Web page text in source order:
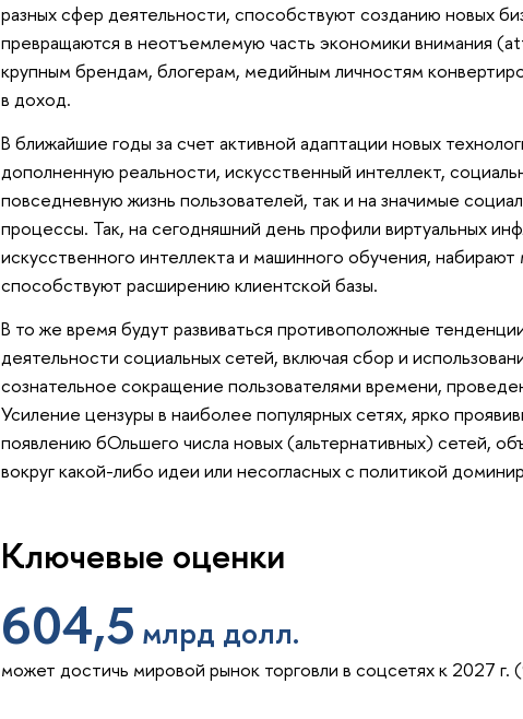
разных сфер деятельности, способствуют созданию новых
превращаются в неотъемлемую часть экономики внимания
крупным брендам, блогерам, медийным личностям
в доход.
В ближайшие годы за счет активной адаптации новых
дополненную реальности, искусственный интеллект,
повседневную жизнь пользователей, так и на значимые
процессы. Так, на сегодняшний день профили виртуальных
искусственного интеллекта и машинного обучения,
способствуют расширению клиентской базы.
В то же время будут развиваться противоположные
деятельности социальных сетей, включая сбор и
сознательное сокращение пользователями времени,
Усиление цензуры в наиболее популярных сетях, ярко
появлению бОльшего числа новых (альтернативных) сетей,
вокруг какой-либо идеи или несогласных с политикой
Ключевые оценки
604,5 млрд долл.
может достичь мировой рынок торговли в соцсетях к 2027 г.